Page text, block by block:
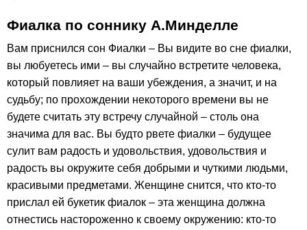
Фиалка по соннику А.Минделле
Вам приснился сон Фиалки – Вы видите во сне фиалки,
вы любуетесь ими – вы случайно встретите человека,
который повлияет на ваши убеждения, а значит, и на
судьбу; по прохождении некоторого времени вы не
будете считать эту встречу случайной – столь она
значима для вас. Вы будто рвете фиалки – будущее
сулит вам радость и удовольствия, удовольствия и
радость вы окружите себя добрыми и чуткими людьми,
красивыми предметами. Женщине снится, что кто-то
прислал ей букетик фиалок – эта женщина должна
отнестись настороженно к своему окружению: кто-то